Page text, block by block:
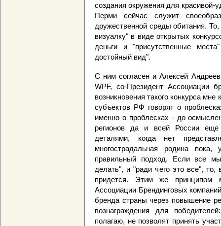
создания окружения для красивой-
Перми сейчас служит
дружественной среды обитания.
визуалку" в виде открытых
деньги и "присутственные
достойный вид".
С ним согласен и Алексей
WPF, со-Президент Ассоциации
возникновения такого конкурса
субъектов РФ говорят о
именно о проблесках - до
регионов да и всей России еще
деталями, когда нет
многострадальная родина
правильный подход. Если все
делать", и "ради чего это все",
придется. Этим же принципом
Ассоциации Брендинговых
бренда страны через повышение
вознаграждения для
полагаю, не позволят принять